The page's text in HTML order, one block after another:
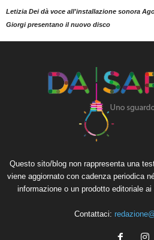
Letizia Dei dà voce all'installazione sonora
Giorgi presentano il nuovo disco
Questo sito/blog non rappresenta una
viene aggiornato con cadenza periodica
informazione o un prodotto editoriale
Contattaci: